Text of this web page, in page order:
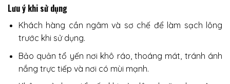
Lưu ý khi sử dụng
Khách hàng cần ngâm và sơ chế để làm sạch lông
trước khi sử dụng.
Bảo quản tổ yến nơi khô ráo, thoáng mát, tránh ánh
nắng trực tiếp và nơi có mùi mạnh.